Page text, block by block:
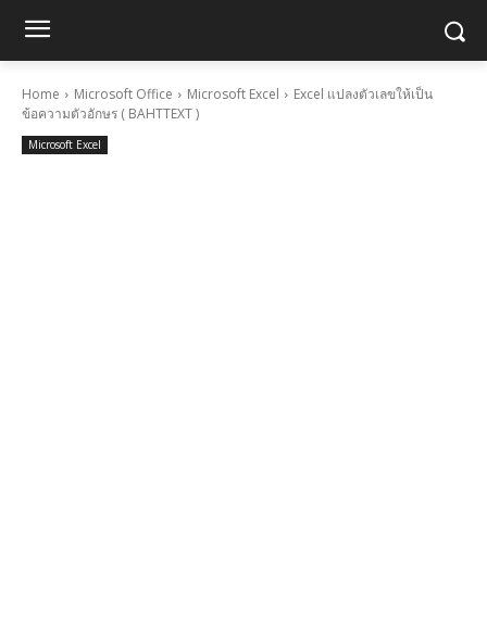
Home Microsoft Office Microsoft Excel
Excel แปลงตัวเลขให้เป็น
ข้อความตัวอักษร ( BAHTTEXT )
Microsoft Excel